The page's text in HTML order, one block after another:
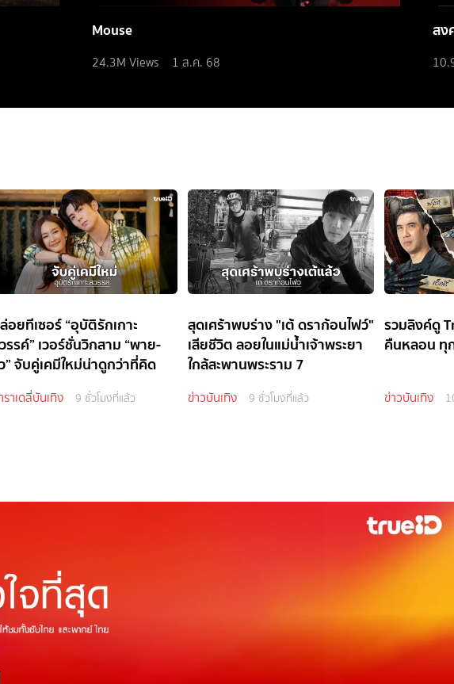
Mouse
24.3M Views 1 ส.ค. 68
สง
อยทีเซอร์ “อุบัติรักเกาะ
รรค์” เวอร์ชั่นวิกสาม “พาย-
” จับคู่เคมีใหม่น่าดูกว่าที่คิด
ราเดลี่บันเทิง 9 ชั่วโมงที่แล้ว
สุดเศร้าพบร่าง "เต้ ดราก้อนไฟว์"
เสียชีวิต ลอยในแม่น้ำเจ้าพระยา
ใกล้สะพานพระราม 7
ข่าวบันเทิง 9 ชั่วโมงที่แล้ว
รวมลิงค์ดู
คืนหลอน ทุ
ข่าวบันเทิง